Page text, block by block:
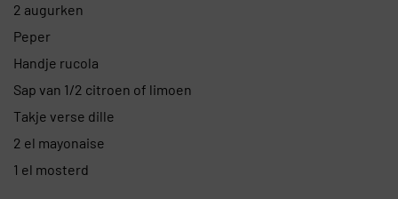
2 augurken
Peper
Handje rucola
Sap van 1/2 citroen of limoen
Takje verse dille
2 el mayonaise
1 el mosterd